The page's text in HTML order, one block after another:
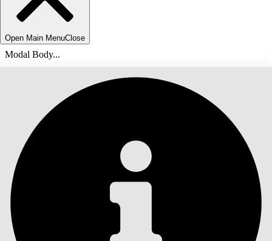
Open Main MenuClose
Modal Body...